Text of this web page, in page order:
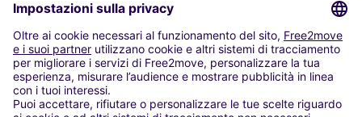
LE NOSTRE CITTÀ
Paris
Madrid
Washington DC
Milano
Roma
Torino